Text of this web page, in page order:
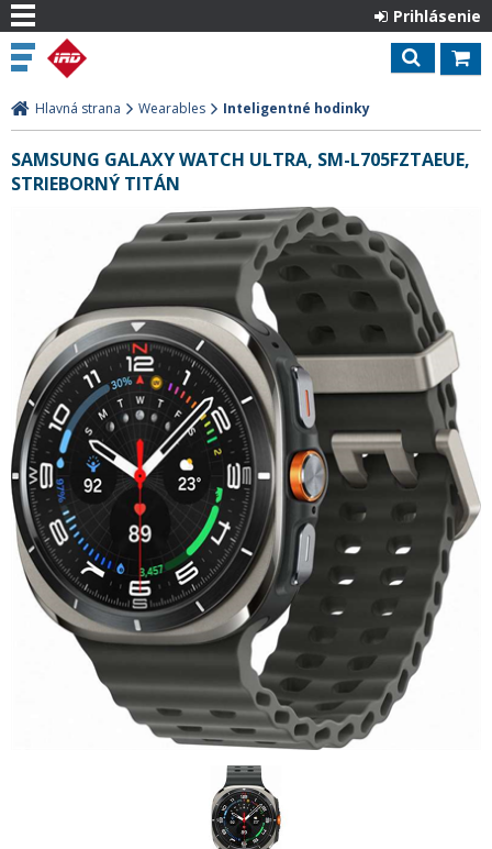
Prihlásenie
Hlavná strana Wearables Inteligentné hodinky
SAMSUNG GALAXY WATCH ULTRA, SM-L705FZTAEUE,
STRIEBORNÝ TITÁN